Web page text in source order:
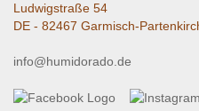
Ludwigstraße 54
DE - 82467 Garmisch-
info@humidorado.de